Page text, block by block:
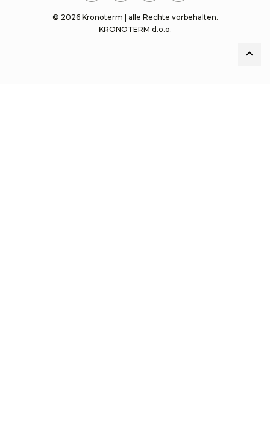
© 2026 Kronoterm | alle Rechte vorbehalten.
KRONOTERM d.o.o.